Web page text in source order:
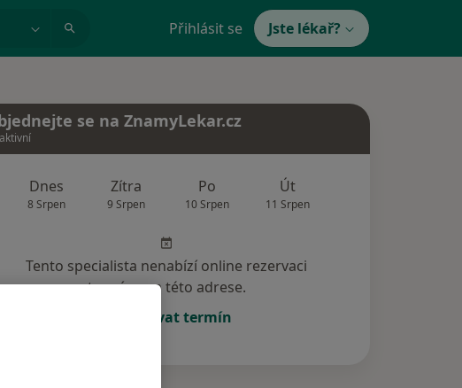
Přihlásit se Jste lékař?
se na ZnamyLekar.cz
Dnes
8 Srpen
Zítra
9 Srpen
Po
10 Srpen
Út
11 Srpen
Tento specialista nenabízí online rezervaci
termínu na této adrese.
Rezervovat termín